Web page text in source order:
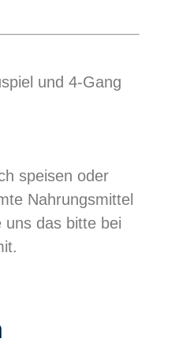
und 4-Gang
speisen oder
Nahrungsmittel
uns das bitte bei